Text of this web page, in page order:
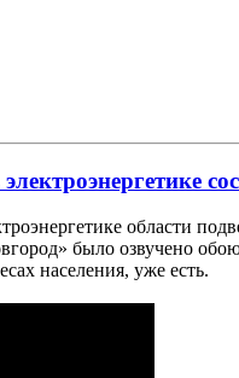
области
было озвучено
населения, уже есть.